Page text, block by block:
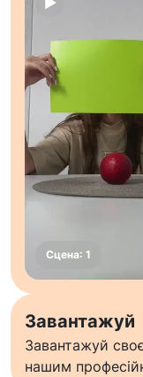
Завантажуй
Завантажуй
нашим